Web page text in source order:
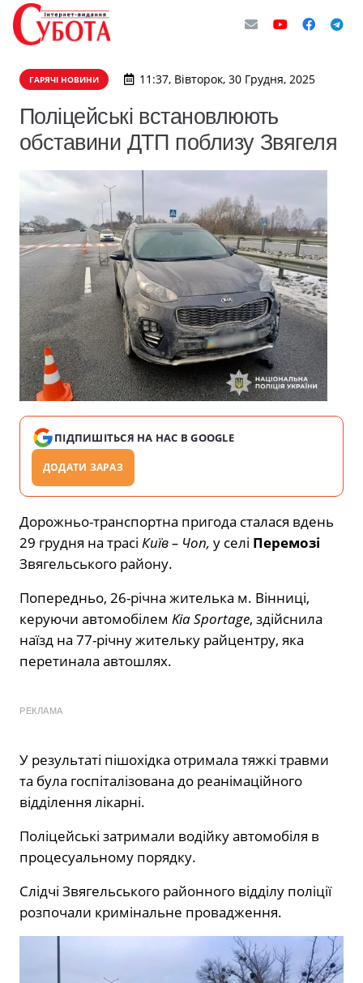
ГАРЯЧІ НОВИНИ 11:37, Вівторок, 30 Грудня, 2025
Поліцейські встановлюють
обставини ДТП поблизу Звягеля
ПІДПИШІТЬСЯ НА НАС В GOOGLE
ДОДАТИ ЗАРАЗ
Дорожньо-транспортна пригода сталася вдень
29 грудня на трасі Київ – Чоп, у селі Перемозі
Звягельського району.
Попередньо, 26-річна жителька м. Вінниці,
керуючи автомобілем Kia Sportage, здійснила
наїзд на 77-річну жительку райцентру, яка
перетинала автошлях.
РЕКЛАМА
У результаті пішохідка отримала тяжкі травми
та була госпіталізована до реанімаційного
відділення лікарні.
Поліцейські затримали водійку автомобіля в
процесуальному порядку.
Слідчі Звягельського районного відділу поліції
розпочали кримінальне провадження.